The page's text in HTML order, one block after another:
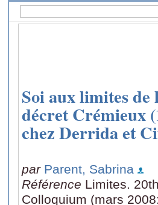
Soi aux limites
décret Crémieux
chez Derrida et
par Parent, Sabrina
Référence Limites.
Colloquium (mars